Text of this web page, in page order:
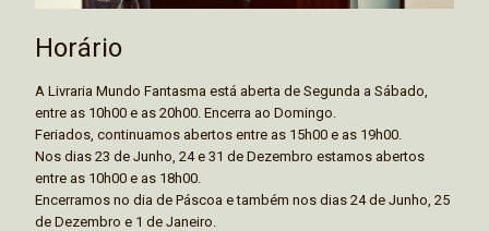
Horário
A Livraria Mundo Fantasma está aberta de Segunda a Sábado,
entre as 10h00 e as 20h00. Encerra ao Domingo.
Feriados, continuamos abertos entre as 15h00 e as 19h00.
Nos dias 23 de Junho, 24 e 31 de Dezembro estamos abertos
entre as 10h00 e as 18h00.
Encerramos no dia de Páscoa e também nos dias 24 de Junho, 25
de Dezembro e 1 de Janeiro.